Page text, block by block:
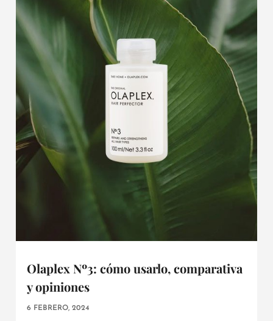
Olaplex Nº3: cómo usarlo, comparativa
y opiniones
6 FEBRERO, 2024